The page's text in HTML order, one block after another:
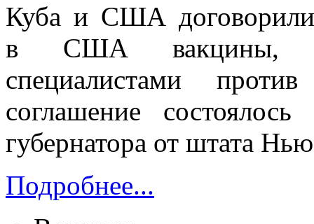
Куба и США
в США вакцины,
специалистами
соглашение
губернатора от штата
Подробнее...